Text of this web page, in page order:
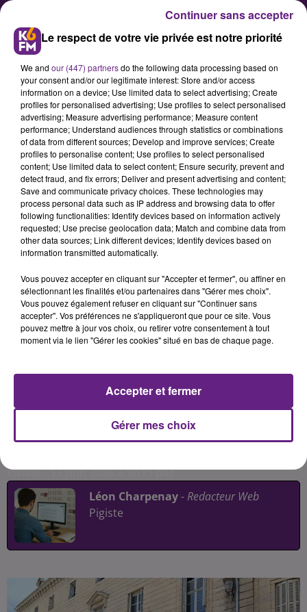
« Le 1er mai ne se passe pas au
travail ! » : une cinquantaine de
manifestants se sont réunis
devant le bureau du sénateur
François Patriat
Une cinquantaine de militants
mardi 16 juin devant la
permanence dijonnaise du
sénateur François Patriat. À l’appel
de l’intersyndicale de Côte-d’Or
ont dénoncé le projet de loi
examiné au Sénat visant à élargir
les possibilités de travail salarié le
Publié : 17 juin 2026 à 9h15 par
Léon Charpenay-Redacteur Web
Pigiste
Le respect de votre vie privée est notre priorité
We and our (447) partnersdo the following data processing based on
your consent and/or our legitimate interest: Store and/or access
information on a device; Use limited data to select advertising; Create
profiles for personalised advertising; Use profiles to select personalised
advertising; Measure advertising performance; Measure content
performance; Understand audiences through statistics or combinations
of data from different sources; Develop and improve services; Create
profiles to personalise content; Use profiles to select personalised
content; Use limited data to select content; Ensure security, prevent and
detect fraud, and fix errors; Deliver and present advertising and content;
Save and communicate privacy choices. These technologies may
process personal data such as IP address and browsing data to offer
following functionalities: Identify devices based on information actively
requested; Use precise geolocation data; Match and combine data from
other data sources; Link different devices; Identify devices based on
information transmitted automatically.
Vous pouvez accepter en cliquant sur "Accepter et fermer", ou affiner en
sélectionnant les finalités et/ou partenaires dans "Gérer mes choix".
Vous pouvez également refuser en cliquant sur "Continuer sans
accepter". Vos préférences ne s'appliqueront que pour ce site. Vous
pouvez mettre à jour vos choix, ou retirer votre consentement à tout
moment via le lien "Gérer les cookies" situé en bas de chaque page.
Gérer mes choix
Accepter et fermer
Continuer sans accepter